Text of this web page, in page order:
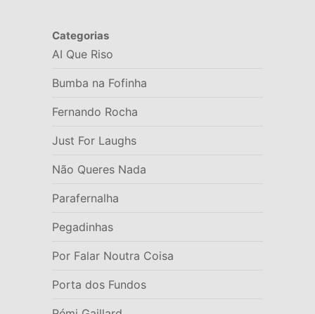
Categorias
AI Que Riso
Bumba na Fofinha
Fernando Rocha
Just For Laughs
Não Queres Nada
Parafernalha
Pegadinhas
Por Falar Noutra Coisa
Porta dos Fundos